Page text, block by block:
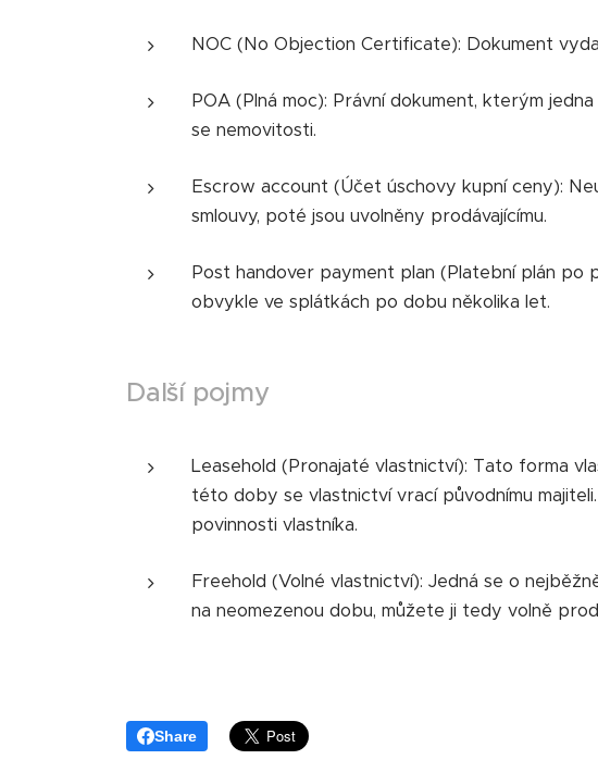
NOC (No Objection Certificate): Dokument
POA (Plná moc): Právní dokument, kterým
se nemovitosti.
Escrow account (Účet úschovy kupní ceny):
smlouvy, poté jsou uvolněny prodávajícímu.
Post handover payment plan (Platební plán po
obvykle ve splátkách po dobu několika let.
Další pojmy
Leasehold (Pronajaté vlastnictví): Tato forma
této doby se vlastnictví vrací původnímu
povinnosti vlastníka.
Freehold (Volné vlastnictví): Jedná se o
na neomezenou dobu, můžete ji tedy volně
Share